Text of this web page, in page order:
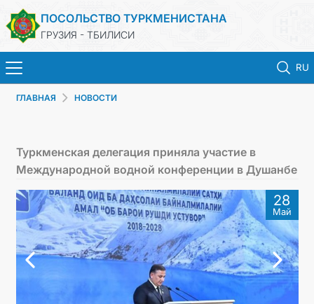
ПОСОЛЬСТВО ТУРКМЕНИСТАНА
ГРУЗИЯ - ТБИЛИСИ
RU
ТУРКМЕНИСТАН
КОНСУЛЬСКИЕ УСЛУГИ
МИД
КОНТАКТНЫЕ ДАННЫЕ
ГЛАВНАЯ НОВОСТИ
Туркменская делегация приняла участие в
Международной водной конференции в Душанбе
28
Май